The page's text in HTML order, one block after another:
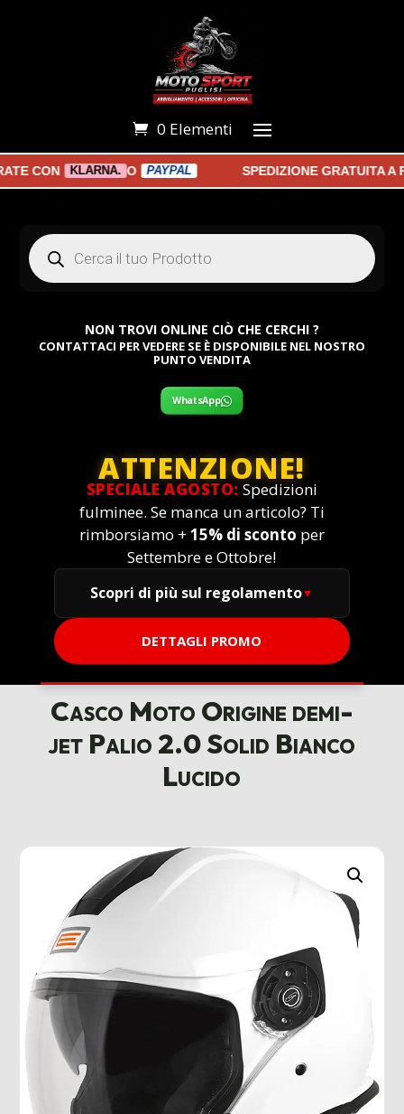
0 Elementi
CON KLARNA. O PAYPAL SPEDIZIONE GRATUITA A
Products
search
NON TROVI ONLINE CIÒ CHE CERCHI ?
CONTATTACI PER VEDERE SE È DISPONIBILE NEL NOSTRO
PUNTO VENDITA
WhatsApp
ATTENZIONE!
SPECIALE AGOSTO: Spedizioni
fulminee. Se manca un articolo? Ti
rimborsiamo + 15% di sconto per
Settembre e Ottobre!
Scopri di più sul regolamento
DETTAGLI PROMO
Casco Moto Origine demi-
jet Palio 2.0 Solid Bianco
Lucido